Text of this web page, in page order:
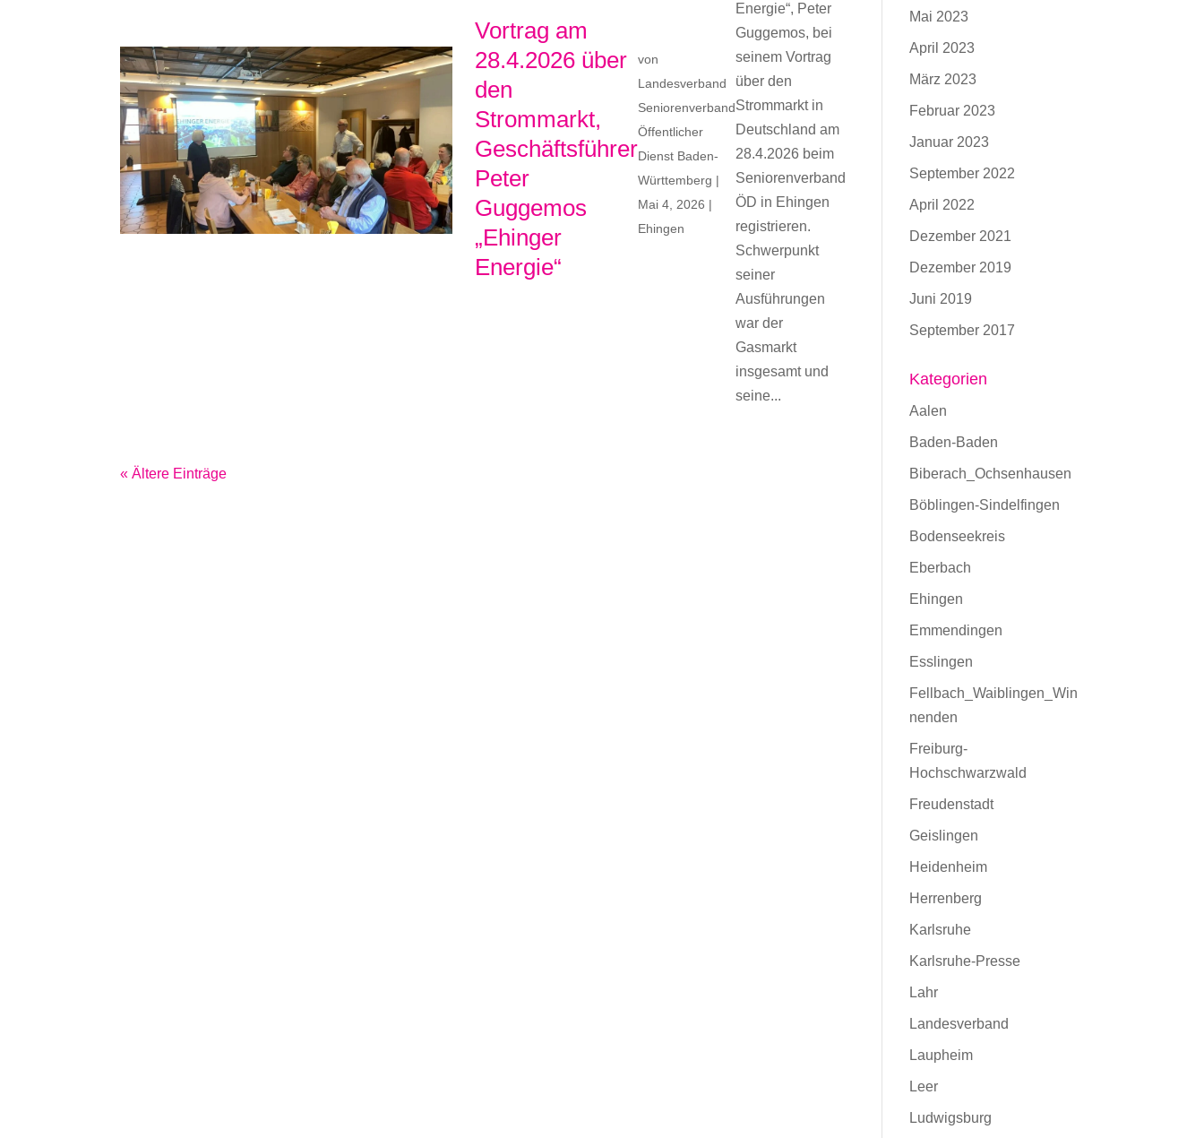
Vortrag am
28.4.2026 über
den
Strommarkt,
Geschäftsführer
Peter
Guggemos
„Ehinger
Energie“
von
Landesverband
Seniorenverband
Öffentlicher
Dienst Baden-
Württemberg |
Mai 4, 2026 |
Ehingen
Energie“, Peter
Guggemos, bei
seinem Vortrag
über den
Strommarkt in
Deutschland am
28.4.2026 beim
Seniorenverband
ÖD in Ehingen
registrieren.
Schwerpunkt
seiner
Ausführungen
war der
Gasmarkt
insgesamt und
seine...
« Ältere Einträge
Mai 2023
April 2023
März 2023
Februar 2023
Januar 2023
September 2022
April 2022
Dezember 2021
Dezember 2019
Juni 2019
September 2017
Kategorien
Aalen
Baden-Baden
Biberach_Ochsenhausen
Böblingen-Sindelfingen
Bodenseekreis
Eberbach
Ehingen
Emmendingen
Esslingen
Fellbach_Waiblingen_Win
nenden
Freiburg-
Hochschwarzwald
Freudenstadt
Geislingen
Heidenheim
Herrenberg
Karlsruhe
Karlsruhe-Presse
Lahr
Landesverband
Laupheim
Leer
Ludwigsburg